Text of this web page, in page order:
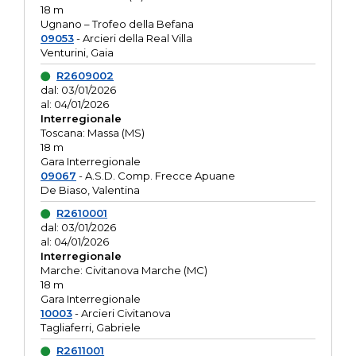
18 m
Ugnano – Trofeo della Befana
09053- Arcieri della Real Villa
Venturini, Gaia
R2609002
dal: 03/01/2026
al: 04/01/2026
Interregionale
Toscana: Massa (MS)
18 m
Gara Interregionale
09067 - A.S.D. Comp. Frecce Apuane
De Biaso, Valentina
R2610001
dal: 03/01/2026
al: 04/01/2026
Interregionale
Marche: Civitanova Marche (MC)
18 m
Gara Interregionale
10003- Arcieri Civitanova
Tagliaferri, Gabriele
R2611001